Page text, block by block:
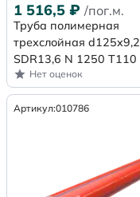
1 516,5 ₽ /пог.м.
Труба полимерная
трехслойная d125x9,2
SDR13,6 N 1250 Т110
Нет оценок
Артикул:010786